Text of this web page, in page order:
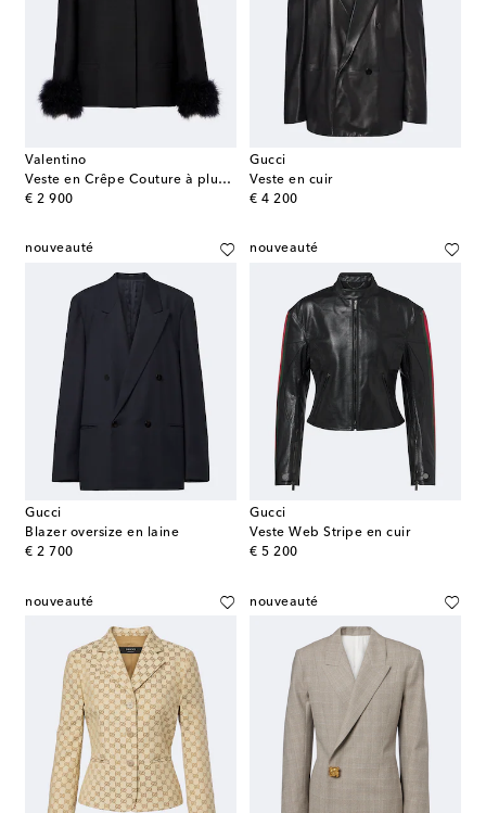
Valentino
Veste en Crêpe Couture à plumes
€ 2 900
original price
Gucci
Veste en cuir
€ 4 200
original price
nouveauté
Gucci
Blazer oversize en laine
€ 2 700
original price
nouveauté
Gucci
Veste Web Stripe en cuir
€ 5 200
original price
nouveauté nouveauté